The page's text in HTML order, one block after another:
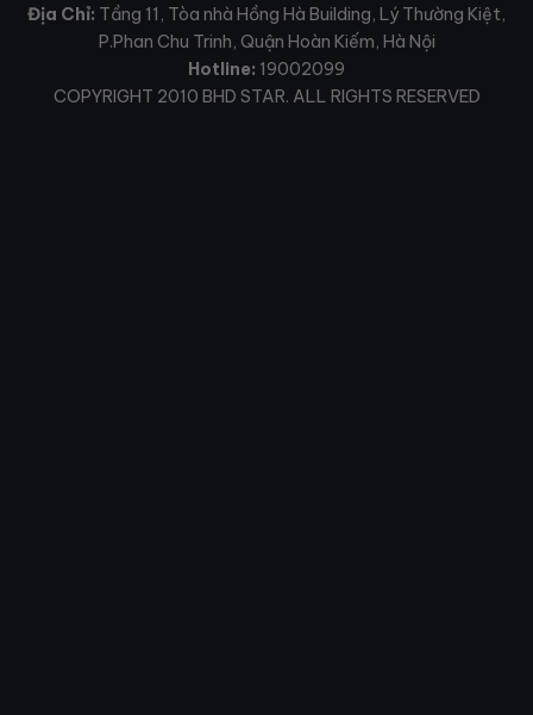
Địa Chỉ: Tầng 11, Tòa nhà Hồng Hà Building, Lý Thường Kiệt,
P.Phan Chu Trinh, Quận Hoàn Kiếm, Hà Nội
Hotline: 19002099
COPYRIGHT 2010 BHD STAR. ALL RIGHTS RESERVED